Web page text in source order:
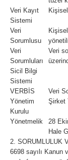
Veri Kayıt
Sistemi
Veri
Sorumlusu
Veri
Sorumluları
Sicil Bilgi
Sistemi
Veri
VERBİS
Veri
Yönetim
Kurulu
Şirket
Yönetmelik
28
Hale
2. SORUMLULUK
6698 sayılı Kanun